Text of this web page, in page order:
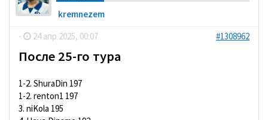
kremnezem
-
24 апр 2025, 00:07 #1308962
После 25-го тура
1-2. ShuraDin 197
1-2. renton1 197
3. niKola 195